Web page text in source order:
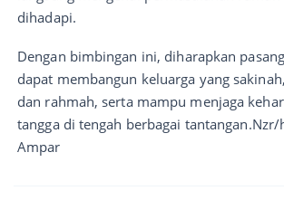
dihadapi.
Dengan bimbingan ini, diharapkan
dapat membangun keluarga yang
dan rahmah, serta mampu menjaga
tangga di tengah berbagai tantangan.Nzr/
Ampar